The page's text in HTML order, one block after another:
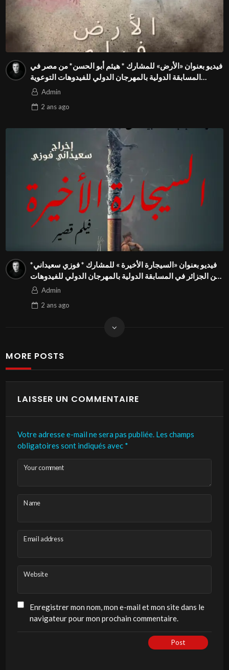
فيديو بعنوان «الأرض» للمشارك * هيثم أبو الحسن* من مصر في
المسابقة الدولية بالمهرجان الدولي للفيدوهات التوعوية
Season 4 FIVS
Admin
2 ansago
فيديو بعنوان «السيجارة الأخيرة » للمشارك * فوزي سعيداني*
من الجزائر في المسابقة الدولية بالمهرجان الدولي للفيدوهات
التوعوية Season 4 FIVSAdmin
2 ansago
MORE POSTS
LAISSER UN COMMENTAIRE
Votre adresse e-mail ne sera pas publiée. Les champs
obligatoires sont indiqués avec *
Your comment
Name
Email address
Website
Enregistrer mon nom, mon e-mail et mon site dans le
navigateur pour mon prochain commentaire.
Post